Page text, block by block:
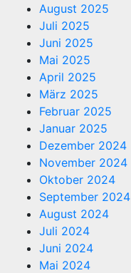
August 2025
Juli 2025
Juni 2025
Mai 2025
April 2025
März 2025
Februar 2025
Januar 2025
Dezember 2024
November 2024
Oktober 2024
September 2024
August 2024
Juli 2024
Juni 2024
Mai 2024